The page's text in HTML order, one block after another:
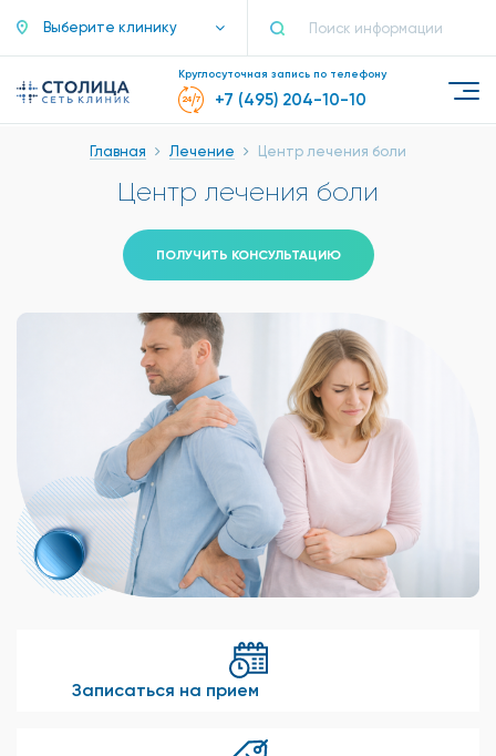
Выберите клинику
Круглосуточная запись по телефону
+7 (495) 204-10-10
Главная Лечение Центр лечения боли
Центр лечения боли
ПОЛУЧИТЬ КОНСУЛЬТАЦИЮ
Записаться на прием